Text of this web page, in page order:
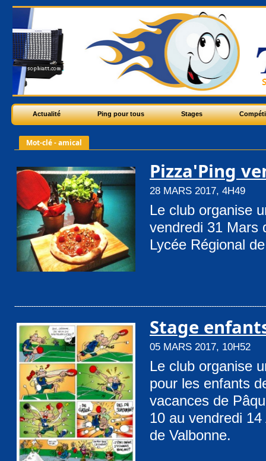
Actualité Ping pour tous Stages
Mot-clé - amical
Pizza'Ping
28 MARS 2017, 4H49
Le club organise
vendredi 31 Mars
Lycée Régional
Stage
05 MARS 2017, 10H52
Le club organise
pour les enfants
vacances de
10 au vendredi
de Valbonne.